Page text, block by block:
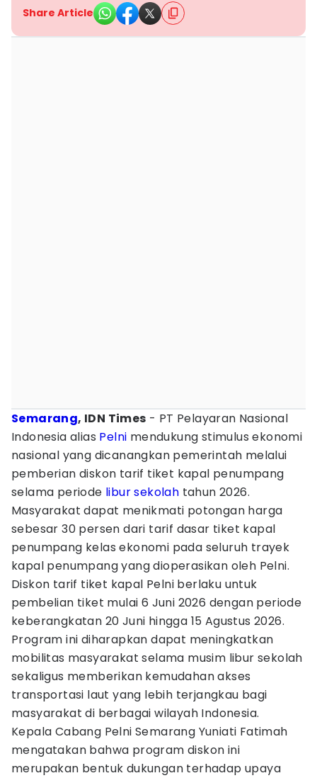
Share Article
Semarang, IDN Times - PT Pelayaran Nasional
Indonesia alias Pelni mendukung stimulus ekonomi
nasional yang dicanangkan pemerintah melalui
pemberian diskon tarif tiket kapal penumpang
selama periode libur sekolah tahun 2026.
Masyarakat dapat menikmati potongan harga
sebesar 30 persen dari tarif dasar tiket kapal
penumpang kelas ekonomi pada seluruh trayek
kapal penumpang yang dioperasikan oleh Pelni.
Diskon tarif tiket kapal Pelni berlaku untuk
pembelian tiket mulai 6 Juni 2026 dengan periode
keberangkatan 20 Juni hingga 15 Agustus 2026.
Program ini diharapkan dapat meningkatkan
mobilitas masyarakat selama musim libur sekolah
sekaligus memberikan kemudahan akses
transportasi laut yang lebih terjangkau bagi
masyarakat di berbagai wilayah Indonesia.
Kepala Cabang Pelni Semarang Yuniati Fatimah
mengatakan bahwa program diskon ini
merupakan bentuk dukungan terhadap upaya